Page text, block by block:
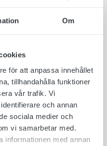
Om
för att anpassa innehållet
tillhandahålla funktioner
vår trafik. Vi
och annan
sociala medier och
vi samarbetar med.
informationen med annan
När vi tar fram taktila
symboler ska vara
och finns att få i
är även valbart om
hörn.
kan ha i badhus,